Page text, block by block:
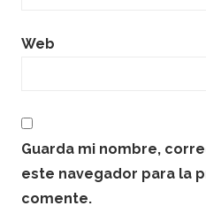
Web
Guarda mi nombre,
este navegador para la
comente.